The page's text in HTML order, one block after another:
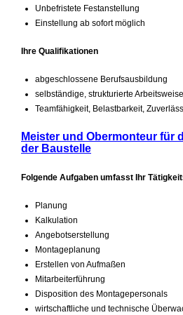
Unbefristete Festanstellung
Einstellung ab sofort möglich
Ihre Qualifikationen
abgeschlossene Berufsausbildung
selbständige, strukturierte Arbeitsweise
Teamfähigkeit, Belastbarkeit,
Meister und Obermonteur für
der Baustelle
Folgende Aufgaben umfasst Ihr
Planung
Kalkulation
Angebotserstellung
Montageplanung
Erstellen von Aufmaßen
Mitarbeiterführung
Disposition des Montagepersonals
wirtschaftliche und technische